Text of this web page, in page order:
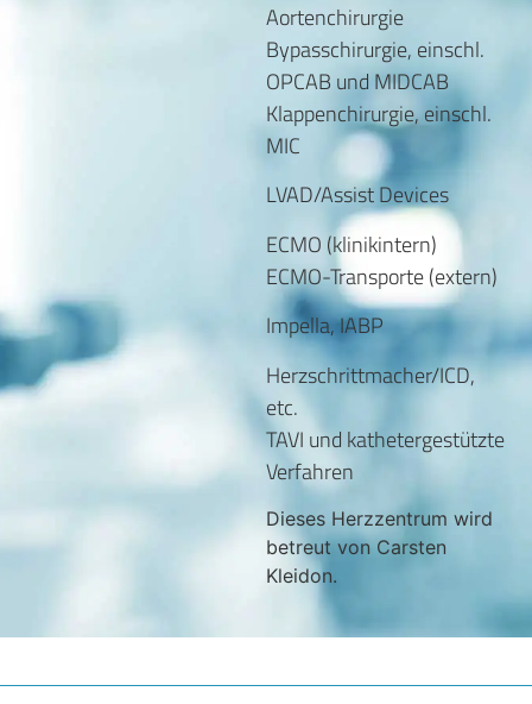
Aortenchirurgie
Bypasschirurgie, einschl.
OPCAB und MIDCAB
Klappenchirurgie, einschl.
MIC
LVAD/Assist Devices
ECMO (klinikintern)
ECMO-Transporte (extern)
Impella, IABP
Herzschrittmacher/ICD,
etc.
TAVI und kathetergestützte
Verfahren
Dieses Herzzentrum wird
betreut von Carsten
Kleidon.